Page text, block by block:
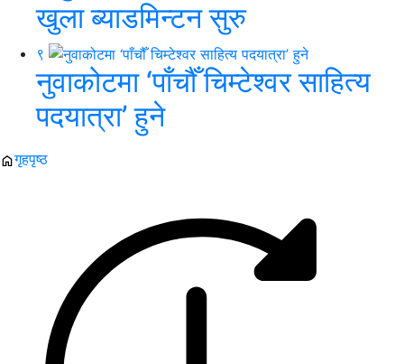
खुला ब्याडमिन्टन सुरु
९
नुवाकोटमा ‘पाँचौँ चिम्टेश्वर साहित्य
पदयात्रा’ हुने
गृहपृष्ठ